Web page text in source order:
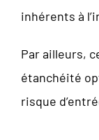
inhérents à
Par ailleurs,
étanchéité
risque